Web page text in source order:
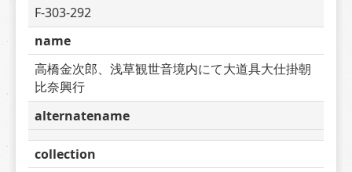
F-303-292
name
高橋金次郎、浅草観世音境内にて大道具大仕掛朝
比奈興行
alternatename
collection